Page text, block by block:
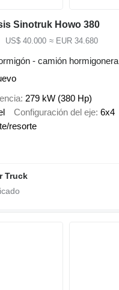
Sinotruk Howo 380
US$ 40.000 ≈ EUR 34.680
- camión hormigonera
279 kW (380 Hp)
Configuración del eje 6x4
resorte
Truck